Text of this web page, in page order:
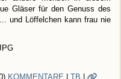
Gläser für den Genuss des
und Löffelchen kann frau nie
KOMMENTARE | TB |